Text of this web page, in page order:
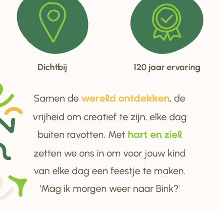
Dichtbij 120 jaar ervaring
Samen de wereld ontdekken, de
vrijheid om creatief te zijn, elke dag
buiten ravotten. Met hart en ziel
zetten we ons in om voor jouw kind
van elke dag een feestje te maken.
'Mag ik morgen weer naar Bink?'